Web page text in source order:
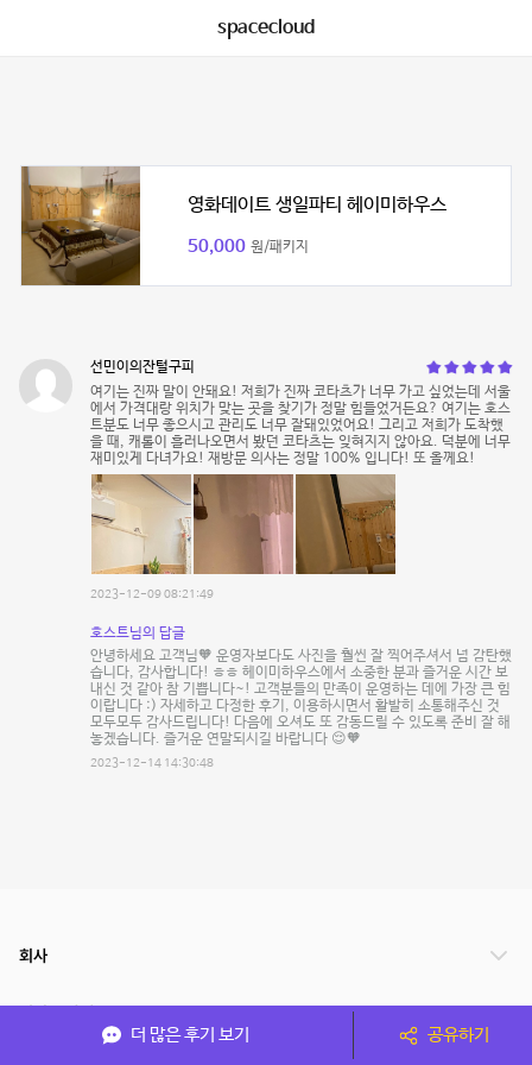
spacecloud
영화데이트 생일파티 헤이미하우스
50,000 원/패키지
선민이의잔털구피
여기는 진짜 말이 안돼요! 저희가 진짜 코타츠가 너무 가고 싶었는데 서울
에서 가격대랑 위치가 맞는 곳을 찾기가 정말 힘들었거든요? 여기는 호스
트분도 너무 좋으시고 관리도 너무 잘돼있었어요! 그리고 저희가 도착했
을 때, 캐롤이 흘러나오면서 봤던 코타츠는 잊혀지지 않아요. 덕분에 너무
재미있게 다녀가요! 재방문 의사는 정말 100% 입니다! 또 올께요!
2023-12-09 08:21:49
호스트님의 답글
안녕하세요 고객님🧡 운영자보다도 사진을 훨씬 잘 찍어주셔서 넘 감탄했
습니다, 감사합니다! ㅎㅎ 헤이미하우스에서 소중한 분과 즐거운 시간 보
내신 것 같아 참 기쁩니다~! 고객분들의 만족이 운영하는 데에 가장 큰 힘
이랍니다 :) 자세하고 다정한 후기, 이용하시면서 활발히 소통해주신 것
모두모두 감사드립니다! 다음에 오셔도 또 감동드릴 수 있도록 준비 잘 해
놓겠습니다. 즐거운 연말되시길 바랍니다 😌🧡
2023-12-14 14:30:48
더 많은 후기 보기 공유하기
회사